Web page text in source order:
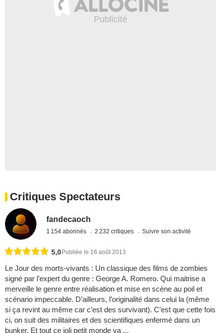
Critiques Spectateurs
fandecaoch
1 154 abonnés 2 232 critiques Suivre son activité
5,0 Publiée le 16 août 2013
Le Jour des morts-vivants : Un classique des films de zombies
signé par l’expert du genre : George A. Romero. Qui maitrise a
merveille le genre entre réalisation et mise en scène au poil et
scénario impeccable. D’ailleurs, l’originalité dans celui la (même
si ça revint au même car c’est des survivant). C’est que cette fois
ci, on suit des militaires et des scientifiques enfermé dans un
bunker. Et tout ce joli petit monde va ...